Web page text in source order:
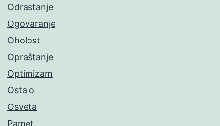
Odrastanje
Ogovaranje
Oholost
Opraštanje
Optimizam
Ostalo
Osveta
Pamet